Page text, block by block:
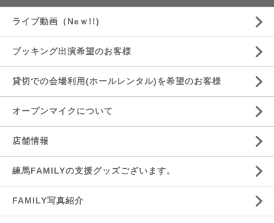
ライブ動画（Neｗ!!)
ブッキング出演希望のお客様
貸切での会場利用(ホールレンタル)を希望のお客様
オープンマイクについて
店舗情報
練馬FAMILYの支援グッズございます。
FAMILY写真紹介